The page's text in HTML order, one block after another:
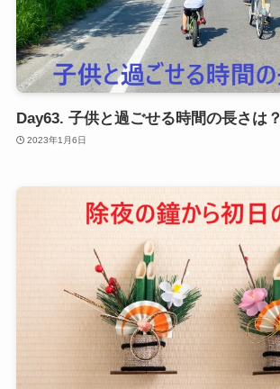
Day63. 子供と過ごせる時間の長さは？
2023年1月6日